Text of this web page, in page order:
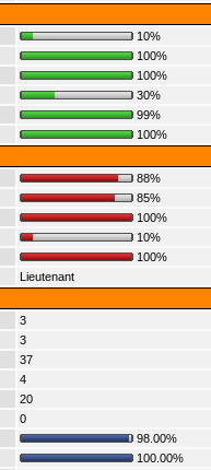
10%
100%
100%
30%
99%
100%
88%
85%
100%
10%
100%
Lieutenant
3
3
37
4
20
0
98.00%
100.00%